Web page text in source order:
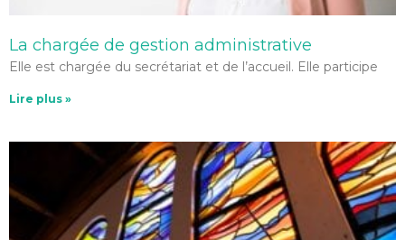
La chargée de gestion administrative
Elle est chargée du secrétariat et de l’accueil. Elle participe
Lire plus »